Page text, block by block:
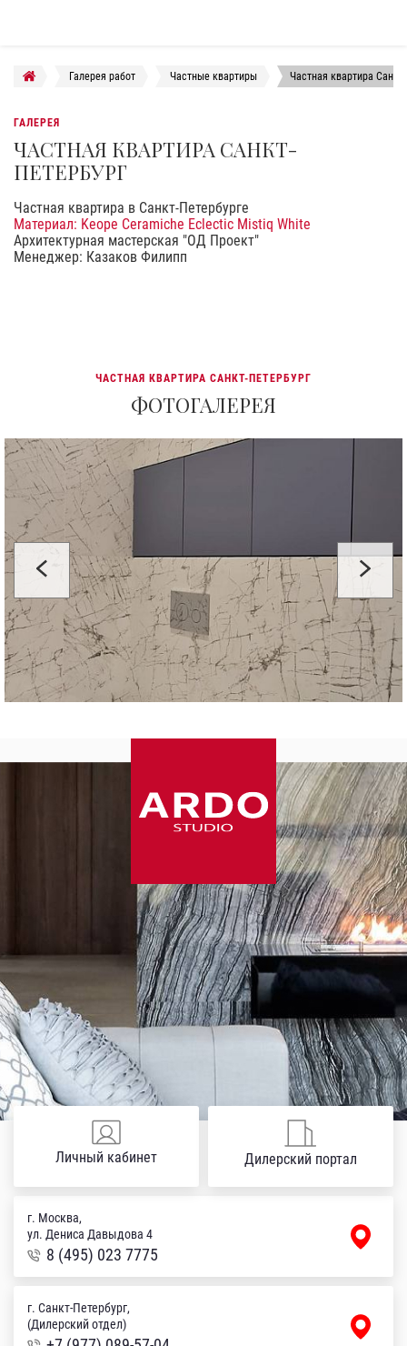
Галерея работ Частные квартиры Частная квартира
ГАЛЕРЕЯ
ЧАСТНАЯ КВАРТИРА САНКТ-
ПЕТЕРБУРГ
Частная квартира в Санкт-Петербурге
Материал: Keope Ceramiche Eclectic Mistiq White
Архитектурная мастерская "ОД Проект"
Менеджер: Казаков Филипп
ЧАСТНАЯ КВАРТИРА САНКТ-ПЕТЕРБУРГ
ФОТОГАЛЕРЕЯ
г. Москва,
ул. Дениса Давыдова 4
8 (495) 023 7775
г. Санкт-Петербург,
(Дилерский отдел)
Личный кабинет Дилерский портал